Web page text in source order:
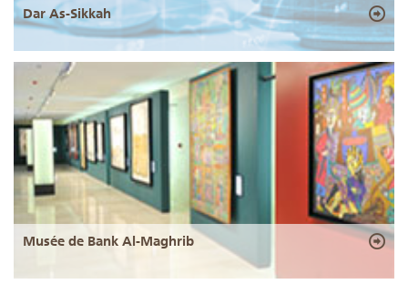
Dar As-Sikkah
Musée de Bank Al-Maghrib